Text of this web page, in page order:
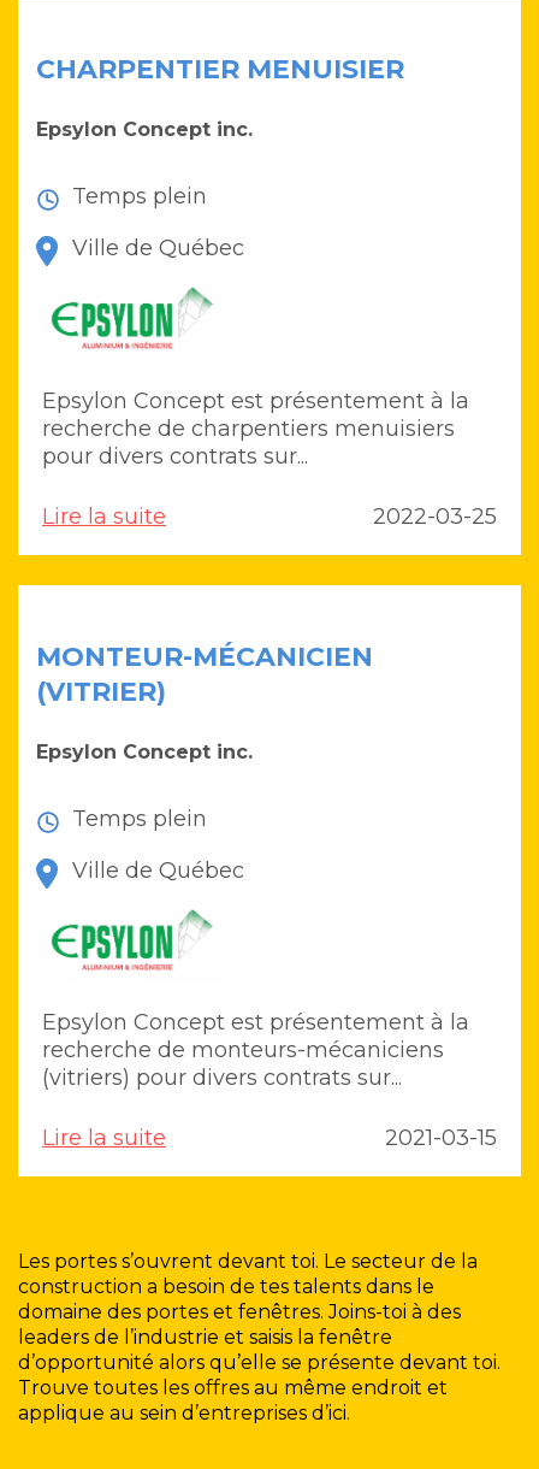
CHARPENTIER MENUISIER
Epsylon Concept inc.
Temps plein
Ville de Québec
Epsylon Concept est présentement à la
recherche de charpentiers menuisiers
pour divers contrats sur...
Lire la suite 2022-03-25
MONTEUR-MÉCANICIEN
(VITRIER)
Epsylon Concept inc.
Temps plein
Ville de Québec
Epsylon Concept est présentement à la
recherche de monteurs-mécaniciens
(vitriers) pour divers contrats sur...
Lire la suite 2021-03-15
Les portes s’ouvrent devant toi. Le secteur de la
construction a besoin de tes talents dans le
domaine des portes et fenêtres. Joins-toi à des
leaders de l’industrie et saisis la fenêtre
d’opportunité alors qu’elle se présente devant toi.
Trouve toutes les offres au même endroit et
applique au sein d’entreprises d’ici.